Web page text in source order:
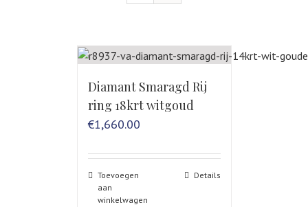
Diamant Smaragd Rij
ring 18krt witgoud
€1,660.00
Toevoegen
aan
winkelwagen
Details